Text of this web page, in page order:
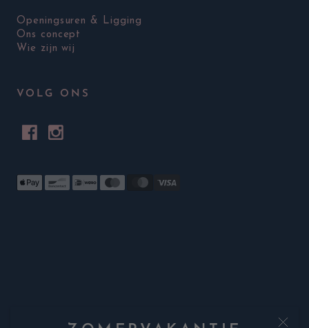
Openingsuren & Ligging
Ons concept
Wie zijn wij
VOLG ONS